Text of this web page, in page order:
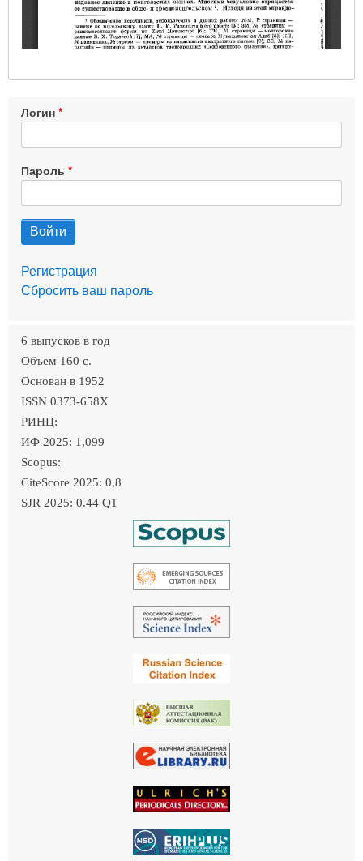
Логин
Пароль
Регистрация
Сбросить ваш пароль
6 выпусков в год
Объем 160 c.
Основан в 1952
ISSN 0373-658X
РИНЦ:
ИФ 2025: 1,099
Scopus:
CiteScore 2025: 0,8
SJR 2025: 0.44 Q1